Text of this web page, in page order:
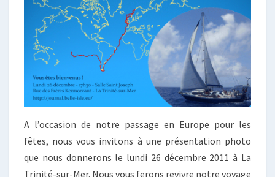
A l’occasion de notre passage en Europe pour les
fêtes, nous vous invitons à une présentation photo
que nous donnerons le lundi 26 décembre 2011 à La
Trinité-sur-Mer. Nous vous ferons revivre notre voyage